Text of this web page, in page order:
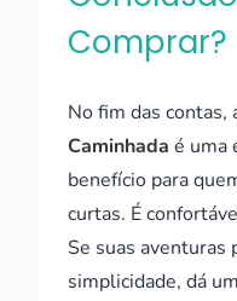
Comprar?
No fim das contas,
Caminhada é uma
benefício para
curtas. É
Se suas aventuras
simplicidade, dá